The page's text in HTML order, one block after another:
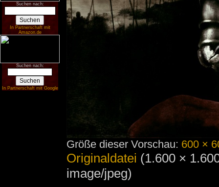
Suchen nach:
In Partnerschaft mit
Amazon.de
Suchen nach:
In Partnerschaft mit Google
Größe dieser Vorschau: 600 ×
Originaldatei (1.600 ×
image/jpeg)